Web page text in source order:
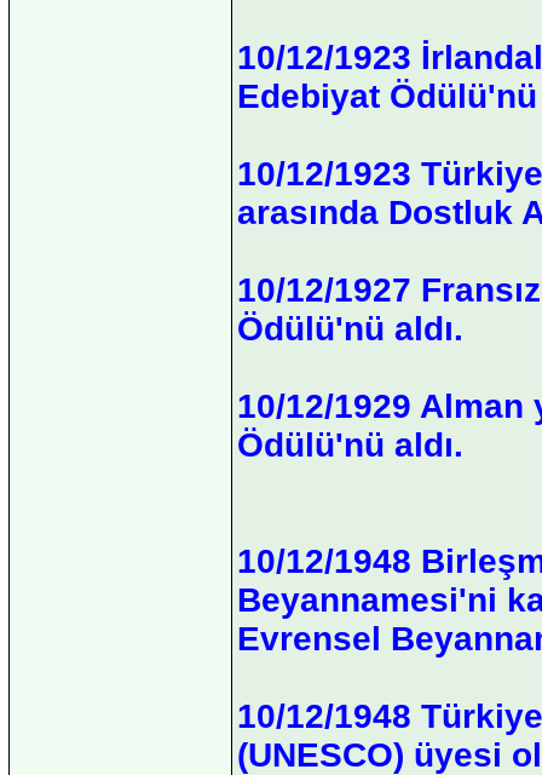
10/12/1923
Edebiyat Ödülü'nü
10/12/1923
arasında Dostluk
10/12/1927
Ödülü'nü aldı.
10/12/1929
Ödülü'nü aldı.
10/12/1948
Beyannamesi'ni
Evrensel
10/12/1948
(UNESCO) üyesi